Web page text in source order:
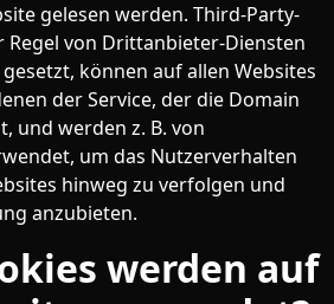
gelesen werden. Third-Party-
Regel von Drittanbieter-Diensten
können auf allen Websites
der Service, der die Domain
und werden z. B. von
um das Nutzerverhalten
hinweg zu verfolgen und
anzubieten.
werden auf